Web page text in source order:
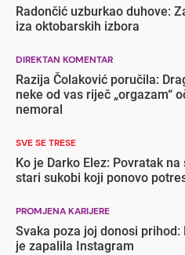
Radončić uzburkao duhove:
iza oktobarskih izbora
DIREKTAN KOMENTAR
Razija Čolaković poručila:
neke od vas riječ „orgazam“
nemoral
SVE SE TRESE
Ko je Darko Elez: Povratak
stari sukobi koji ponovo
PROMJENA KARIJERE
Svaka poza joj donosi
je zapalila Instagram